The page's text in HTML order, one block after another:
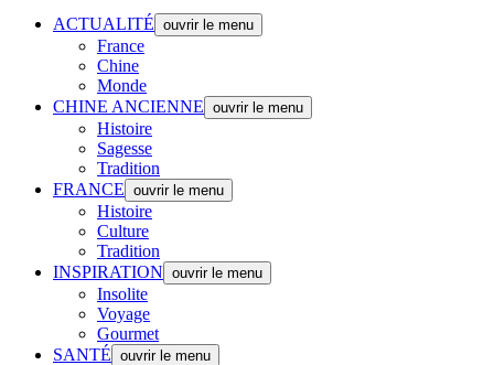
ACTUALITÉ ouvrir le menu
France
Chine
Monde
CHINE ANCIENNE ouvrir le menu
Histoire
Sagesse
Tradition
FRANCE ouvrir le menu
Histoire
Culture
Tradition
INSPIRATION ouvrir le menu
Insolite
Voyage
Gourmet
SANTÉ ouvrir le menu